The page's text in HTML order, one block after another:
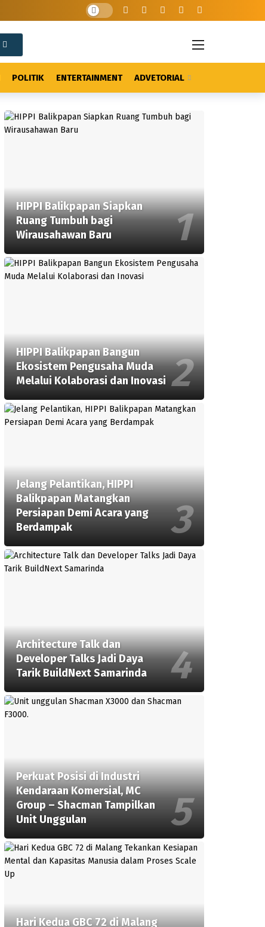
POLITIK ENTERTAINMENT ADVETORIAL
HIPPI Balikpapan Siapkan
Ruang Tumbuh bagi
Wirausahawan Baru
HIPPI Balikpapan Bangun
Ekosistem Pengusaha Muda
Melalui Kolaborasi dan Inovasi
Jelang Pelantikan, HIPPI
Balikpapan Matangkan
Persiapan Demi Acara yang
Berdampak
Architecture Talk dan
Developer Talks Jadi Daya
Tarik BuildNext Samarinda
Perkuat Posisi di Industri
Kendaraan Komersial, MC
Group – Shacman Tampilkan
Unit Unggulan
Hari Kedua GBC 72 di Malang